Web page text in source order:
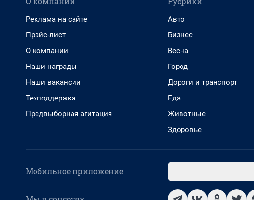
Реклама на сайте
Прайс-лист
О компании
Наши награды
Наши вакансии
Техподдержка
Предвыборная агитация
Авто
Бизнес
Весна
Город
Дороги и транспорт
Еда
Животные
Здоровье
Мобильное приложение